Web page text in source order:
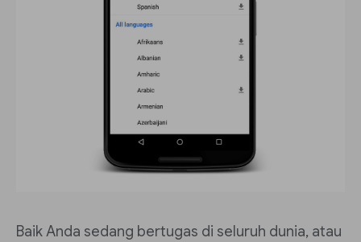
Baik Anda sedang bertugas di seluruh dunia, atau